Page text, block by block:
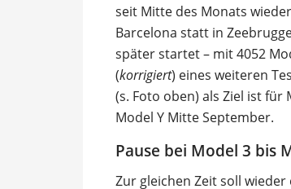
seit Mitte des Monats
Barcelona statt in
später startet – mit 4052
(korrigiert) eines weiteren
(s. Foto oben) als Ziel ist
Model Y Mitte September.
Pause bei Model 3 bis
Zur gleichen Zeit soll